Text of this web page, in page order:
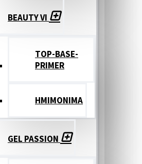
BEAUTY VI
TOP-BASE-
PRIMER
ΗΜΙΜΟΝΙΜΑ
GEL PASSION